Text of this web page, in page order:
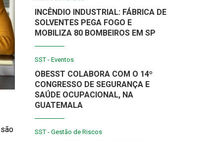
INCÊNDIO INDUSTRIAL: FÁBRICA DE
SOLVENTES PEGA FOGO E
MOBILIZA 80 BOMBEIROS EM SP
SST - Eventos
OBESST COLABORA COM O 14º
CONGRESSO DE SEGURANÇA E
SAÚDE OCUPACIONAL, NA
GUATEMALA
SST - Gestão de Riscos